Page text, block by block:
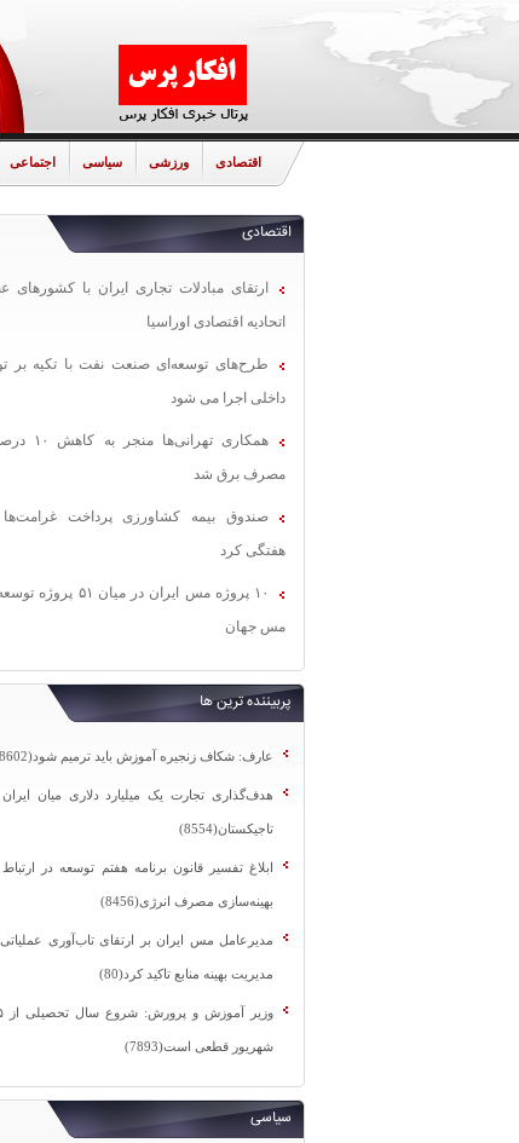
اقتصادی ورزشی سیاسی اجتماعی
اقتصادی
ارتقای مبادلات تجاری ایران با کشورهای
اتحادیه اقتصادی اوراسیا
طرح‌های توسعه‌ای صنعت نفت با تکیه بر
داخلی اجرا می شود
همکاری تهرانی‌ها
مصرف برق شد
صندوق بیمه کشاورزی پرداخت غرامت‌ها
هفتگی کرد
۱۰ پروژه مس ایران در میان ۵۱
مس جهان
پربیننده ترین ها
عارف: شکاف زنجیره آموزش باید ترمیم شود(8602)
هدف‌گذاری تجارت یک میلیارد دلاری میان
تاجیکستان(8554)
ابلاغ تفسیر قانون برنامه هفتم توسعه در ارتباط
بهینه‌سازی مصرف انرژی(8456)
مدیرعامل مس ایران بر ارتقای تاب‌آوری
مدیریت بهینه منابع تاکید کرد(80)
وزیر
شهریور قطعی است(7893)
سیاسی